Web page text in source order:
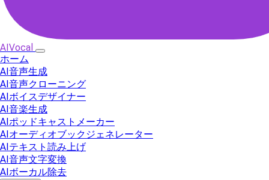
AIVocal
ホーム
AI音声生成
AI音声クローニング
AIボイスデザイナー
AI音楽生成
AIポッドキャストメーカー
AIオーディオブックジェネレーター
AIテキスト読み上げ
AI音声文字変換
AIボーカル除去